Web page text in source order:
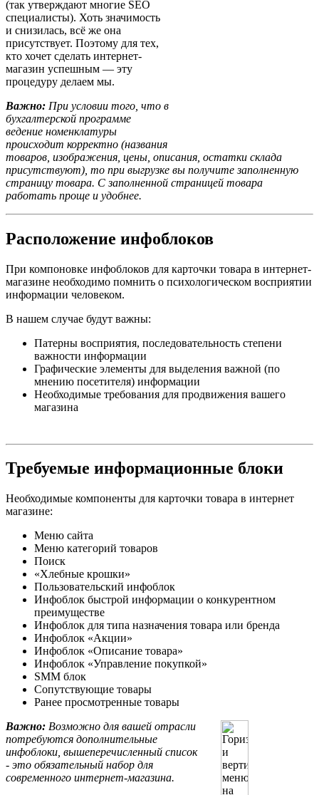
(так утверждают многие SEO
специалисты). Хоть значимость
и снизилась, всё же она
присутствует. Поэтому для тех,
кто хочет сделать интернет-
магазин успешным — эту
процедуру делаем мы.
Важно: При условии того, что в
бухгалтерской программе
ведение номенклатуры
происходит корректно (названия
товаров, изображения, цены, описания, остатки склада
присутствуют), то при выгрузке вы получите заполненную
страницу товара. С заполненной страницей товара
работать проще и удобнее.
Расположение инфоблоков
При компоновке инфоблоков для карточки товара в интернет-
магазине необходимо помнить о психологическом восприятии
информации человеком.
В нашем случае будут важны:
Патерны восприятия, последовательность степени
важности информации
Графические элементы для выделения важной (по
мнению посетителя) информации
Необходимые требования для продвижения вашего
магазина
Требуемые информационные блоки
Необходимые компоненты для карточки товара в интернет
магазине:
Меню сайта
Меню категорий товаров
Поиск
«Хлебные крошки»
Пользовательский инфоблок
Инфоблок быстрой информации о конкурентном
преимуществе
Инфоблок для типа назначения товара или бренда
Инфоблок «Акции»
Инфоблок «Описание товара»
Инфоблок «Управление покупкой»
SMM блок
Сопутствующие товары
Ранее просмотренные товары
Важно: Возможно для вашей отрасли
потребуются дополнительные
инфоблоки, вышеперечисленный список
- это обязательный набор для
современного интернет-магазина.